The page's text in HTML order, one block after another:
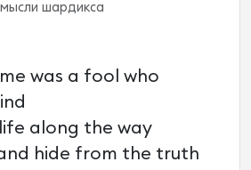
мысли шардикса
was a fool who
along the way
hide from the truth